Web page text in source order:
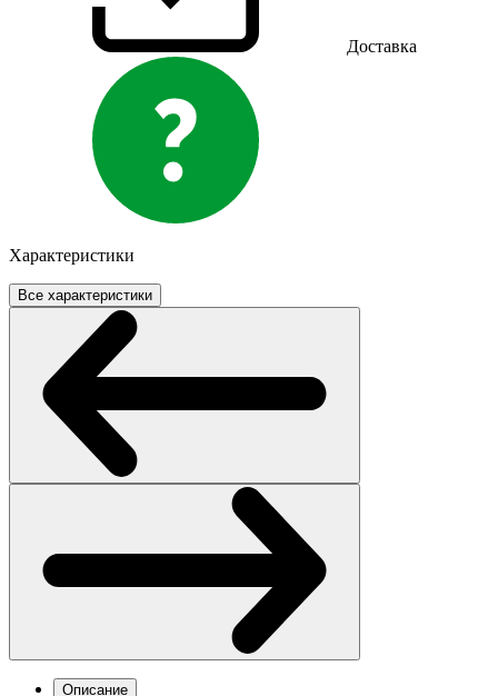
Доставка
Характеристики
Все характеристики
Описание